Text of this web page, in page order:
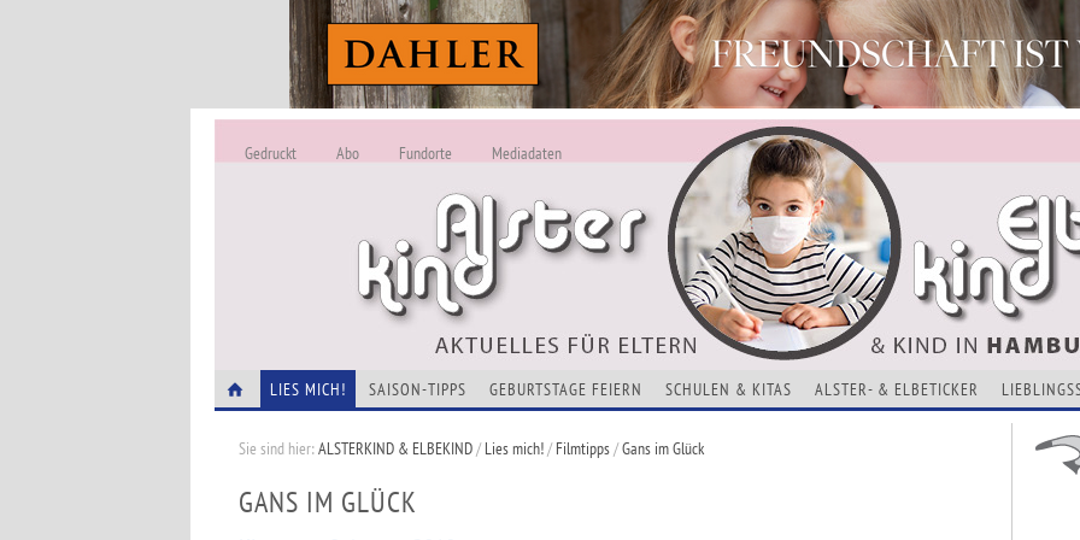
ALSTERKIND - AKTUELLES FÜR ELTERN UND KINDER
VERANSTALTUNGEN, KURSE, ADRESSEN UND THEMEN
Alles Neu - Infos zur Website
Gedruckt Abo Fundorte Mediadaten
LIES MICH! SAISON-TIPPS GEBURTSTAGE FEIERN SCHULEN & KITAS ALSTER- & ELBETICKER
Sie sind hier:ALSTERKIND & ELBEKIND/Lies mich!/Filmtipps/Gans im Glück
GANS IM GLÜCK